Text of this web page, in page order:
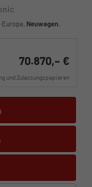
Europa, Neuwagen,
70.870,– €
und Zulassungspapieren